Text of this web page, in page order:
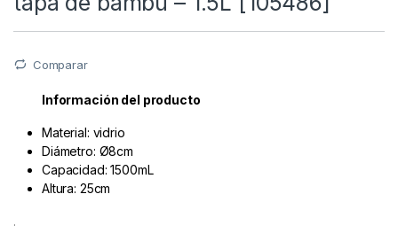
Comparar
Información del producto
Material: vidrio
Diámetro: Ø8cm
Capacidad: 1500mL
Altura: 25cm
.